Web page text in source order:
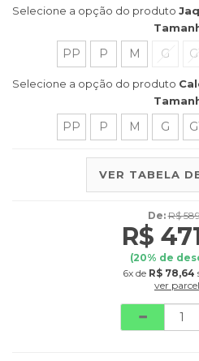
Selecione a opção do produto
PP P M G
Selecione a opção do produto
PP P M G
VER TABELA
De:R$
R$
(20% de
6xde R$ 78,64
ver